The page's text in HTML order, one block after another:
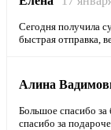
Сегодня получила
быстрая отправка,
Алина
Большое спасибо за
спасибо за